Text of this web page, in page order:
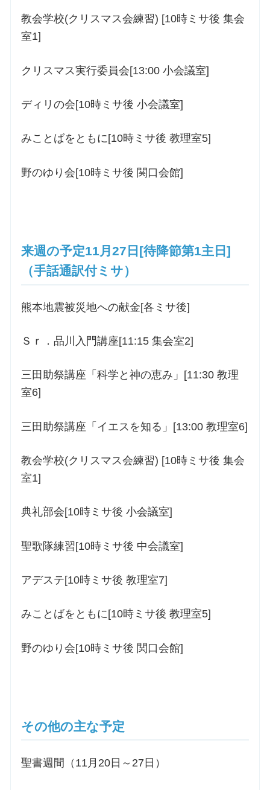
教会学校(クリスマス会練習) [10時ミサ後 集会
室1]
クリスマス実行委員会[13:00 小会議室]
ディリの会[10時ミサ後 小会議室]
みことばをともに[10時ミサ後 教理室5]
野のゆり会[10時ミサ後 関口会館]
来週の予定11月27日[待降節第1主日]
（手話通訳付ミサ）
熊本地震被災地への献金[各ミサ後]
Ｓｒ．品川入門講座[11:15 集会室2]
三田助祭講座「科学と神の恵み」[11:30 教理
室6]
三田助祭講座「イエスを知る」[13:00 教理室6]
教会学校(クリスマス会練習) [10時ミサ後 集会
室1]
典礼部会[10時ミサ後 小会議室]
聖歌隊練習[10時ミサ後 中会議室]
アデステ[10時ミサ後 教理室7]
みことばをともに[10時ミサ後 教理室5]
野のゆり会[10時ミサ後 関口会館]
その他の主な予定
聖書週間（11月20日～27日）